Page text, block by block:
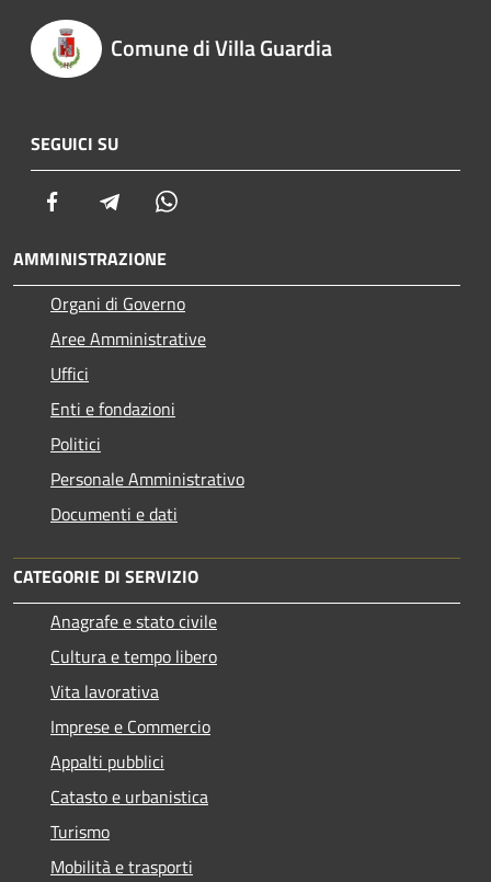
Comune di Villa Guardia
SEGUICI SU
Facebook Telegram
AMMINISTRAZIONE
Organi di Governo
Aree Amministrative
Uffici
Enti e fondazioni
Politici
Personale Amministrativo
Documenti e dati
CATEGORIE DI SERVIZIO
Anagrafe e stato civile
Cultura e tempo libero
Vita lavorativa
Imprese e Commercio
Appalti pubblici
Catasto e urbanistica
Turismo
Mobilità e trasporti